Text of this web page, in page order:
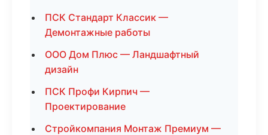
ПСК Стандарт Классик —
Демонтажные работы
ООО Дом Плюс — Ландшафтный
дизайн
ПСК Профи Кирпич —
Проектирование
Стройкомпания Монтаж Премиум —